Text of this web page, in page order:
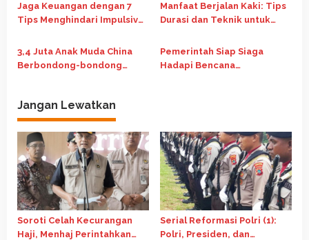
Jaga Keuangan dengan 7
Tips Menghindari Impulsive
Coba!
Manfaat Berjalan Kaki: Tips
Durasi dan Teknik untuk
Lemak
3,4 Juta Anak Muda China
Berbondong-bondong
Bersubsidi
Pemerintah Siap Siaga
Hadapi Bencana
Jangan Lewatkan
Soroti Celah Kecurangan
Haji, Menhaj Perintahkan
Serial Reformasi Polri (1):
Polri, Presiden, dan